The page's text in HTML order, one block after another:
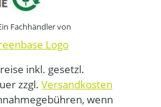
Fachhändler von
inkl. gesetzl.
zzgl. Versandkosten
wenn